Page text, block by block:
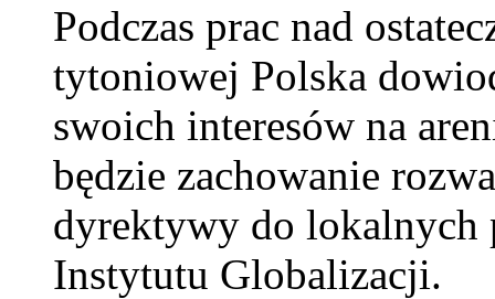
Podczas prac nad
tytoniowej Polska
swoich interesów na
będzie zachowanie
dyrektywy do lokalnych
Instytutu Globalizacji.